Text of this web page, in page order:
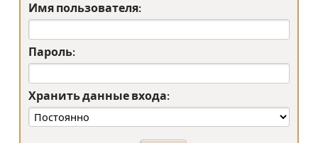
Имя пользователя:
Пароль:
Хранить данные входа: